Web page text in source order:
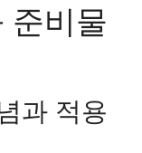
준비물
과 적용